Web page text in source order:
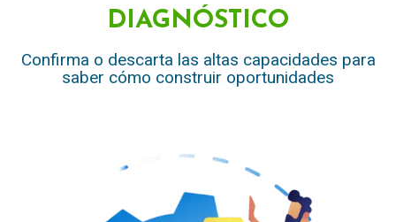
DIAGNÓSTICO
Confirma o descarta las altas capacidades para
saber cómo construir oportunidades